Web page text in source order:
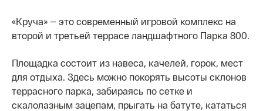
«Круча» — это современный игровой комплекс на
второй и третьей террасе ландшафтного Парка 800.
Площадка состоит из навеса, качелей, горок, мест
для отдыха. Здесь можно покорять высоты склонов
террасного парка, забираясь по сетке и
скалолазным зацепам, прыгать на батуте, кататься